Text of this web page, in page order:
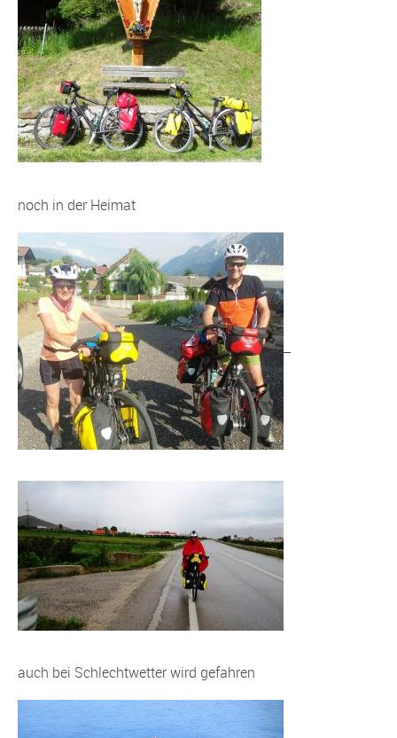
noch in der Heimat
auch bei Schlechtwetter wird gefahren